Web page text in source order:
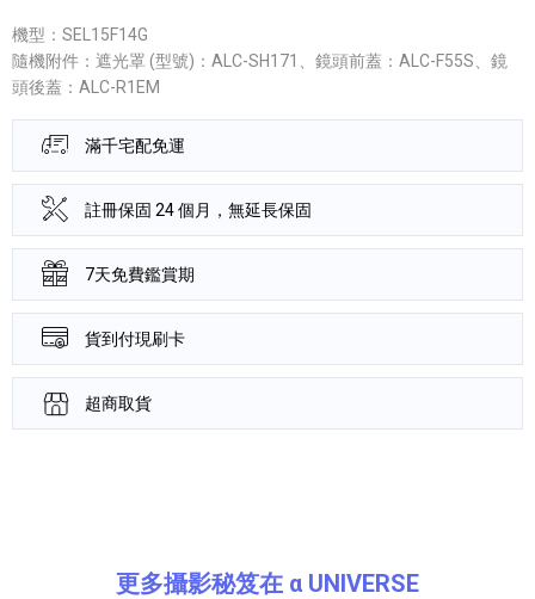
機型：SEL15F14G
隨機附件：遮光罩 (型號)：ALC-SH171、鏡頭前蓋：ALC-F55S、鏡
頭後蓋：ALC-R1EM
滿千宅配免運
註冊保固 24 個月，無延長保固
7天免費鑑賞期
貨到付現刷卡
超商取貨
更多攝影秘笈在 α UNIVERSE